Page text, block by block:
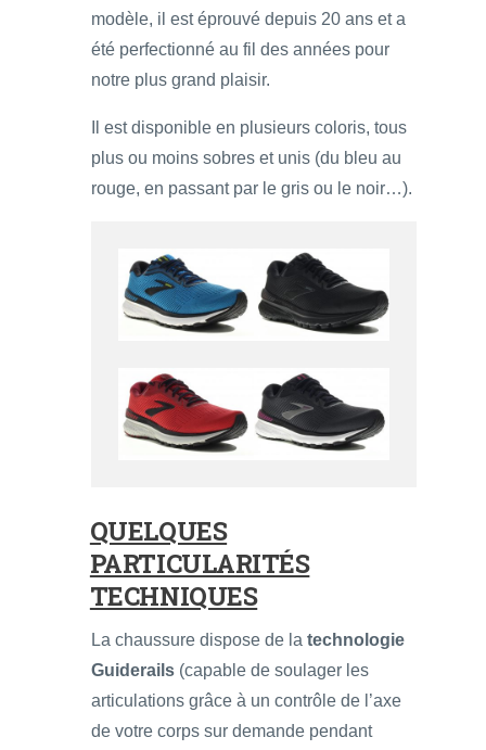
modèle, il est éprouvé depuis 20 ans et a
été perfectionné au fil des années pour
notre plus grand plaisir.
Il est disponible en plusieurs coloris, tous
plus ou moins sobres et unis (du bleu au
rouge, en passant par le gris ou le noir…).
QUELQUES
PARTICULARITÉS
TECHNIQUES
La chaussure dispose de la technologie
Guiderails (capable de soulager les
articulations grâce à un contrôle de l’axe
de votre corps sur demande pendant